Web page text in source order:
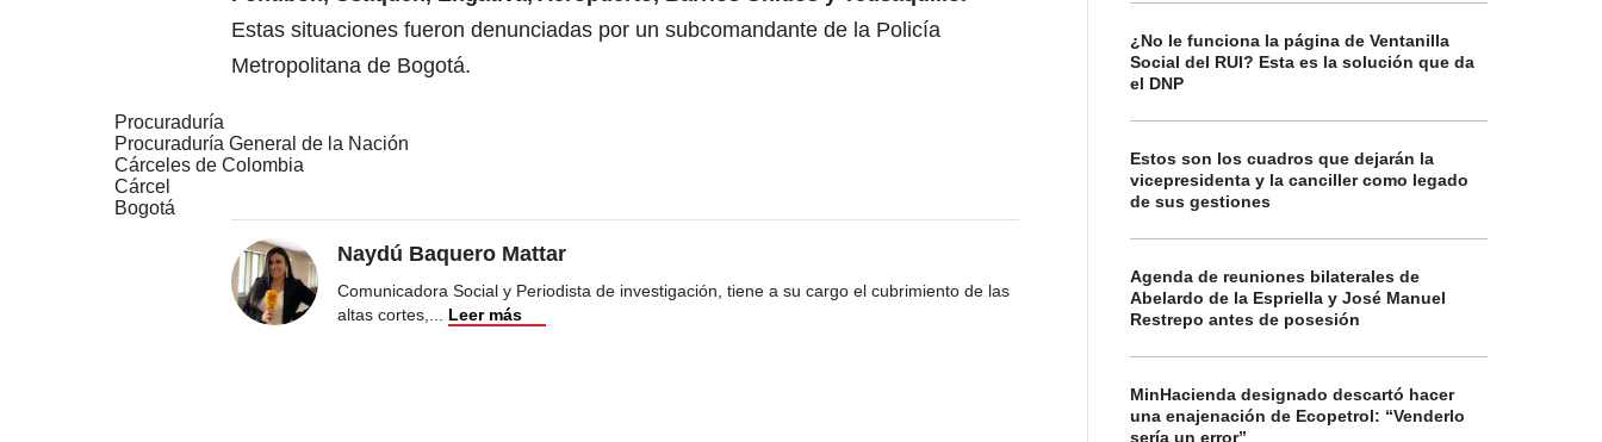
Estas situaciones fueron denunciadas por un subcomandante de la Policía
Metropolitana de Bogotá.
Procuraduría
Procuraduría General de la Nación
Cárceles de Colombia
Cárcel
Bogotá
Naydú Baquero Mattar
Comunicadora Social y Periodista de investigación, tiene a su cargo el cubrimiento de las
altas cortes,... Leer más
¿No le funciona la página de Ventanilla
Social del RUI? Esta es la solución que da
el DNP
Estos son los cuadros que dejarán la
vicepresidenta y la canciller como legado
de sus gestiones
Agenda de reuniones bilaterales de
Abelardo de la Espriella y José Manuel
Restrepo antes de posesión
MinHacienda designado descartó hacer
una enajenación de Ecopetrol: “Venderlo
sería un error”